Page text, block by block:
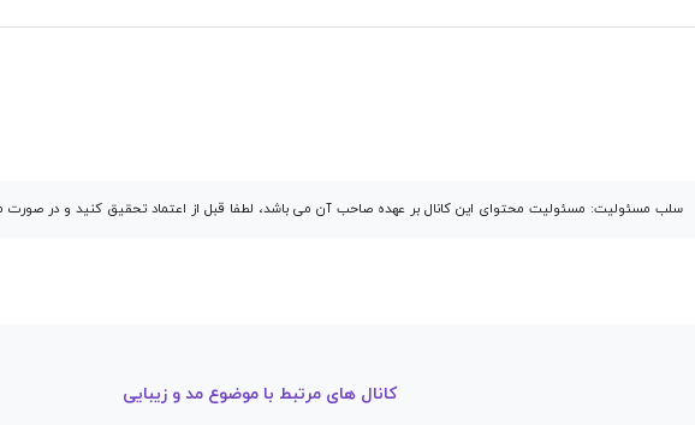
سلب مسئولیت: مسئولیت محتوای این کانال بر عهده صاحب آن می باشد، لطفا قبل از اعتماد تحقیق کنید و در
کانال های مرتبط با موضوع مد و زیبایی